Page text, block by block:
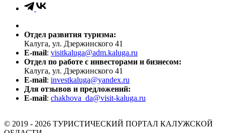
Отдел развития туризма:
Калуга, ул. Дзержинского 41
E-mail: visitkaluga@adm.kaluga.ru
Отдел по работе с инвесторами и бизнесом:
Калуга, ул. Дзержинского 41
E-mail: investkaluga@yandex.ru
Для отзывов и предложений:
E-mail: chakhova_da@visit-kaluga.ru
© 2019 - 2026 ТУРИСТИЧЕСКИЙ ПОРТАЛ КАЛУЖСКОЙ